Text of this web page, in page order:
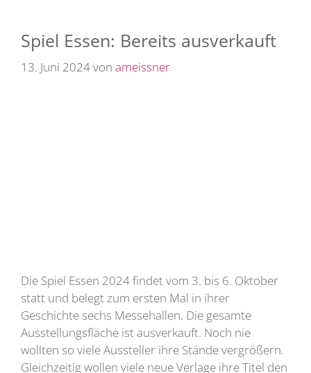
Spiel Essen: Bereits ausverkauft
13. Juni 2024von ameissner
Die Spiel Essen 2024 findet vom 3. bis 6. Oktober
statt und belegt zum ersten Mal in ihrer
Geschichte sechs Messehallen. Die gesamte
Ausstellungsfläche ist ausverkauft. Noch nie
wollten so viele Aussteller ihre Stände vergrößern.
Gleichzeitig wollen viele neue Verlage ihre Titel den